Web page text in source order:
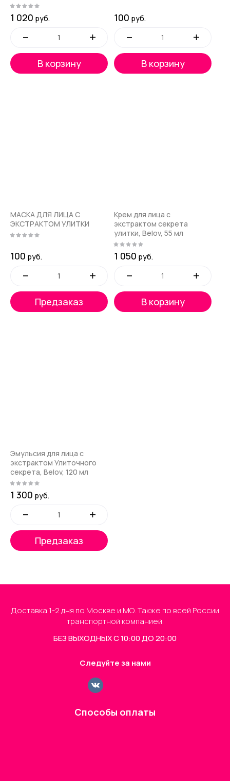
1 020 руб.
В корзину
100 руб.
В корзину
МАСКА ДЛЯ ЛИЦА C
ЭКСТРАКТОМ УЛИТКИ
100 руб.
Предзаказ
Крем для лица с
экстрактом секрета
улитки, Belov, 55 мл
1 050 руб.
В корзину
Эмульсия для лица с
экстрактом Улиточного
секрета, Belov, 120 мл
1 300 руб.
Предзаказ
Доставка 1-2 дня по Москве и МО. Также по всей России
транспортной компанией.
БЕЗ ВЫХОДНЫХ С 10:00 ДО 20:00
Способы оплаты
Следуйте за нами